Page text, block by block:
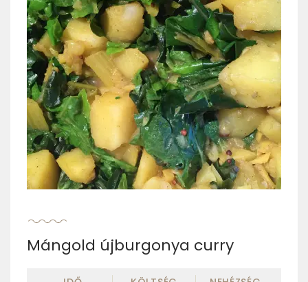
Mángold újburgonya curry